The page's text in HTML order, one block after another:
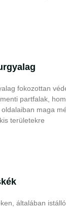
fokozottan
partfalak,
maga
területekre
általában